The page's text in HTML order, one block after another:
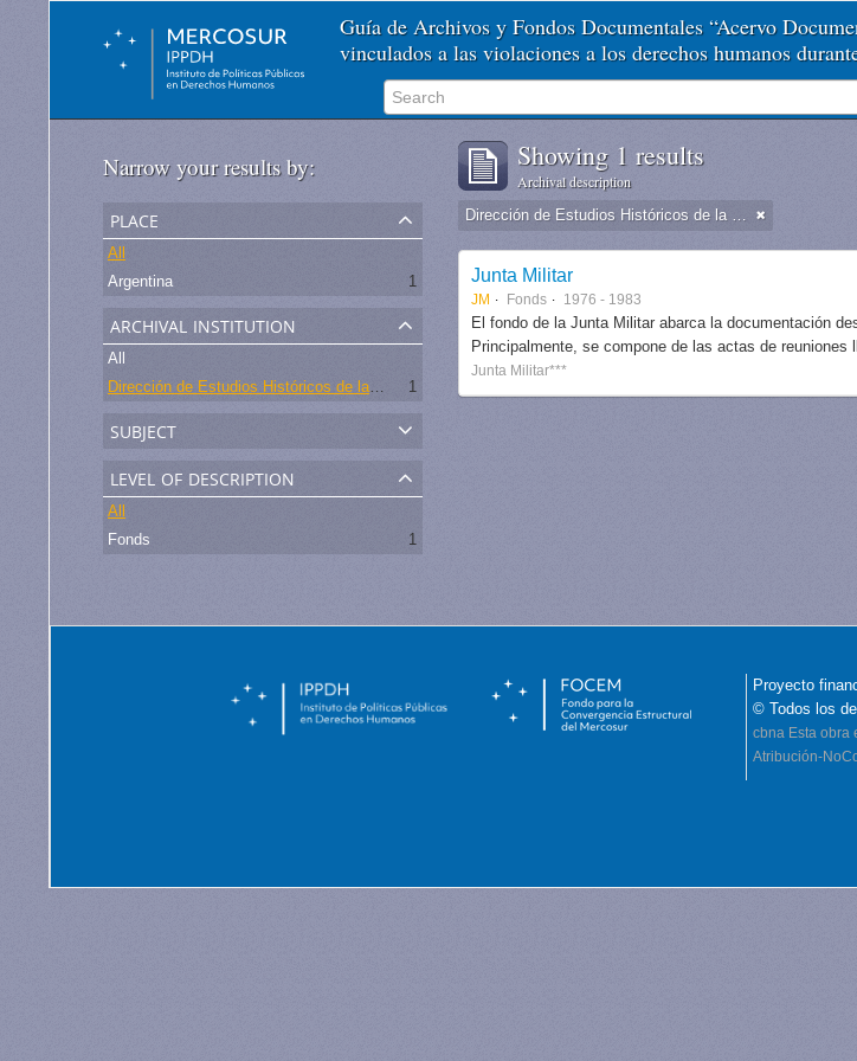
Guía de Archivos y Fondos Documentales “Acervo
vinculados a las violaciones a los derechos humanos
Narrow your results by:
place
All
Argentina
1
archival institution
All
Dirección de Estudios Históricos de la Fuerza Aérea
1
subject
level of description
All
Fonds
1
Showing 1 results
Archival description
Dirección de Estudios Históricos de la Fuerza Aérea
Junta Militar
JM Fonds 1976 - 1983
El fondo de la Junta Militar abarca la documentación
Principalmente, se compone de las actas de
Junta Militar***
Proyecto
© Todos los
cbna Esta obra
Atribución-